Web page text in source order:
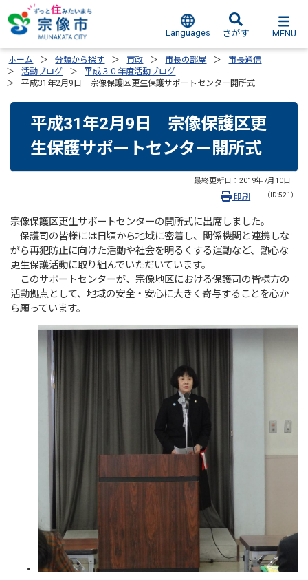
Languages さがす MENU
ホーム 分類から探す 市政 市長の部屋
市長通信
活動ブログ
平成３０年度活動ブログ
平成31年2月9日 宗像保護区更生保護サポートセンター開所式
平成31年2月9日 宗像保護区更
生保護サポートセンター開所式
最終更新日： 2019年7月10日
（ID:521）
印刷
宗像保護区更生サポートセンターの開所式に出席しました。
保護司の皆様には日頃から地域に密着し、関係機関と連携しな
がら再犯防止に向けた活動や社会を明るくする運動など、熱心な
更生保護活動に取り組んでいただいています。
このサポートセンターが、宗像地区における保護司の皆様方の
活動拠点として、地域の安全・安心に大きく寄与することを心か
ら願っています。